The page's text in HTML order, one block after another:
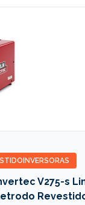
INVERSORAS
V275-s